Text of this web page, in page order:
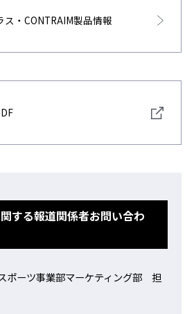
・CONTRAIM製品情報
する報道関係者お問い合わ
ポーツ事業部マーケティング部 担